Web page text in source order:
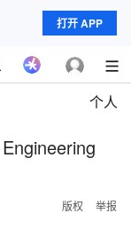
打开 APP
个人
版权 举报